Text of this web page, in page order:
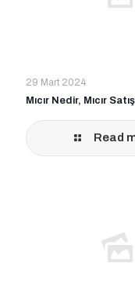
29 Mart 2024
Mıcır Nedir, Mıcır
Read